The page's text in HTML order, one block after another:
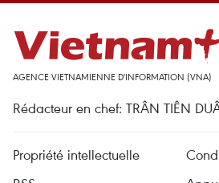
AGENCE VIETNAMIENNE D'INFORMATION (VNA)
Rédacteur en chef: TRÂN TIÊN
Propriété intellectuelle